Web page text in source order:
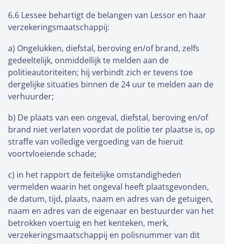
6.6 Lessee behartigt de belangen van Lessor en haar
verzekeringsmaatschappij:
a) Ongelukken, diefstal, beroving en/of brand, zelfs
gedeeltelijk, onmiddellijk te melden aan de
politieautoriteiten; hij verbindt zich er tevens toe
dergelijke situaties binnen de 24 uur te melden aan de
verhuurder;
b) De plaats van een ongeval, diefstal, beroving en/of
brand niet verlaten voordat de politie ter plaatse is, op
straffe van volledige vergoeding van de hieruit
voortvloeiende schade;
c) in het rapport de feitelijke omstandigheden
vermelden waarin het ongeval heeft plaatsgevonden,
de datum, tijd, plaats, naam en adres van de getuigen,
naam en adres van de eigenaar en bestuurder van het
betrokken voertuig en het kenteken, merk,
verzekeringsmaatschappij en polisnummer van dit